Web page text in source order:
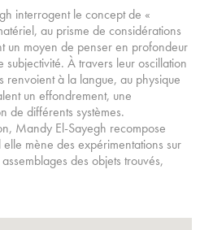
interrogent le concept de «
au prisme de considérations
un moyen de penser en profondeur
subjectivité. À travers leur oscillation
renvoient à la langue, au physique
un effondrement, une
de différents systèmes.
Mandy El-Sayegh recompose
mène des expérimentations sur
des objets trouvés,